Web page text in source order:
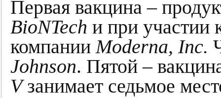
Первая вакцина –
BioNTech и при участии
компании Moderna, Inc.
Johnson. Пятой –
Vзанимает седьмое